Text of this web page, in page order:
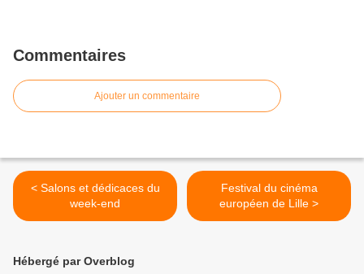
Commentaires
Ajouter un commentaire
< Salons et dédicaces du
week-end
Festival du cinéma
européen de Lille >
Hébergé par Overblog